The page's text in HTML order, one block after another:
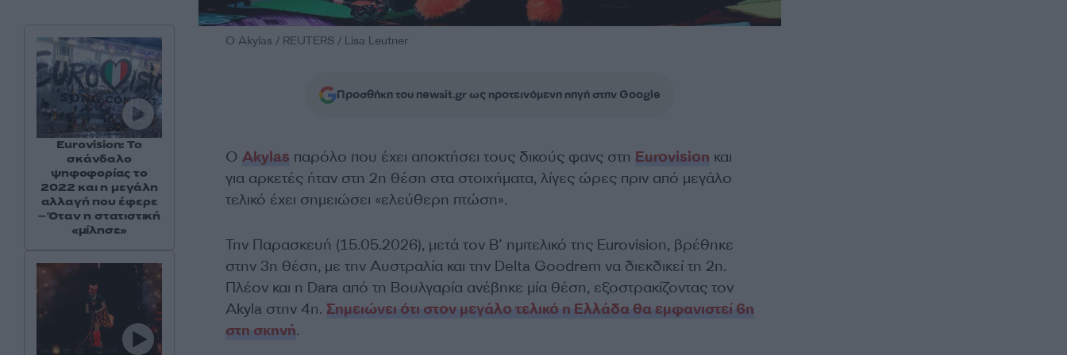
O Akylas / REUTERS / Lisa Leutner
Προσθήκη του newsit.gr ως προτεινόμενη πηγή στην Google
O Akylas παρόλο που έχει αποκτήσει τους δικούς φανς στη Eurovision και
για αρκετές ήταν στη 2η θέση στα στοιχήματα, λίγες ώρες πριν από μεγάλο
τελικό έχει σημειώσει «ελεύθερη πτώση».
Την Παρασκευή (15.05.2026), μετά τον Β’ ημιτελικό της Eurovision, βρέθηκε
στην 3η θέση, με την Αυστραλία και την Delta Goodrem να διεκδικεί τη 2η.
Πλέον και η Dara από τη Βουλγαρία ανέβηκε μία θέση, εξοστρακίζοντας τον
Akyla στην 4η. Σημειώνει ότι στον μεγάλο τελικό η Ελλάδα θα εμφανιστεί 6η
στη σκηνή.
Eurovision: Το
σκάνδαλο
ψηφοφορίας το
2022 και η μεγάλη
αλλαγή που έφερε
– Όταν η στατιστική
«μίλησε»